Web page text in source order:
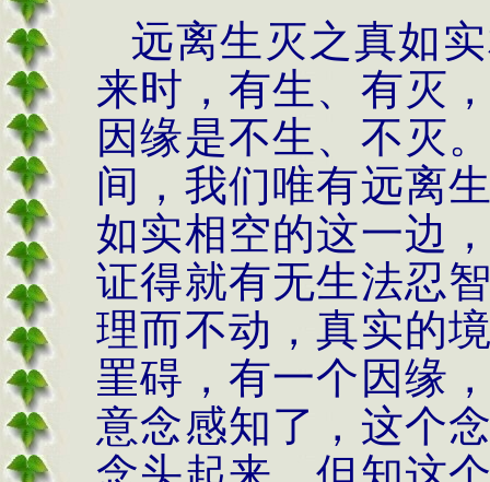
远离生灭之真如
来时，有生、有灭
因缘是不生、不灭
间，我们唯有远离
如实相空的这一边
证得就有无生法忍
理而不动，真实的
罣碍，有一个因缘
意念感知了，这个